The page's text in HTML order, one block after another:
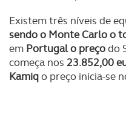
Existem três níveis de
sendo o Monte Carlo o
em Portugal o preçodo
começa nos 23.852,00
Kamiqo preço inicia-se